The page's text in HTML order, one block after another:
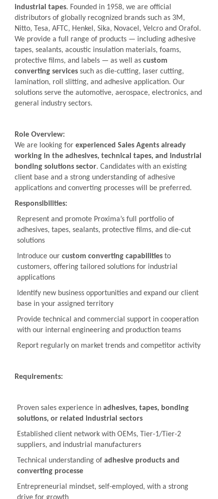
industrial tapes. Founded in 1958, we are official
distributors of globally recognized brands such as 3M,
Nitto, Tesa, AFTC, Henkel, Sika, Novacel, Velcro and Orafol.
We provide a full range of products — including adhesive
tapes, sealants, acoustic insulation materials, foams,
protective films, and labels — as well as custom
converting services such as die-cutting, laser cutting,
lamination, roll slitting, and adhesive application. Our
solutions serve the automotive, aerospace, electronics, and
general industry sectors.
Role Overview:
We are looking for experienced Sales Agents already
working in the adhesives, technical tapes, and industrial
bonding solutions sector. Candidates with an existing
client base and a strong understanding of adhesive
applications and converting processes will be preferred.
Responsibilities:
Represent and promote Proxima’s full portfolio of
adhesives, tapes, sealants, protective films, and die-cut
solutions
Introduce our custom converting capabilities to
customers, offering tailored solutions for industrial
applications
Identify new business opportunities and expand our client
base in your assigned territory
Provide technical and commercial support in cooperation
with our internal engineering and production teams
Report regularly on market trends and competitor activity
Requirements:
Proven sales experience in adhesives, tapes, bonding
solutions, or related industrial sectors
Established client network with OEMs, Tier-1/Tier-2
suppliers, and industrial manufacturers
Technical understanding of adhesive products and
converting processe
Entrepreneurial mindset, self-employed, with a strong